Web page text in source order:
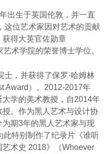
出生于英国伦敦，并一直
这位艺术家因对艺术的贡献
得大英官佐勋章
术学院的荣誉博士学位。
士，并获得了保罗·哈姆林
Award）。2012-2017年
学的美术教授，自2014年
。作为黑人艺术与设计协
期3年的黑人艺术家与现
特别制作了纪录片《谁听
术史 2018》（Whoever